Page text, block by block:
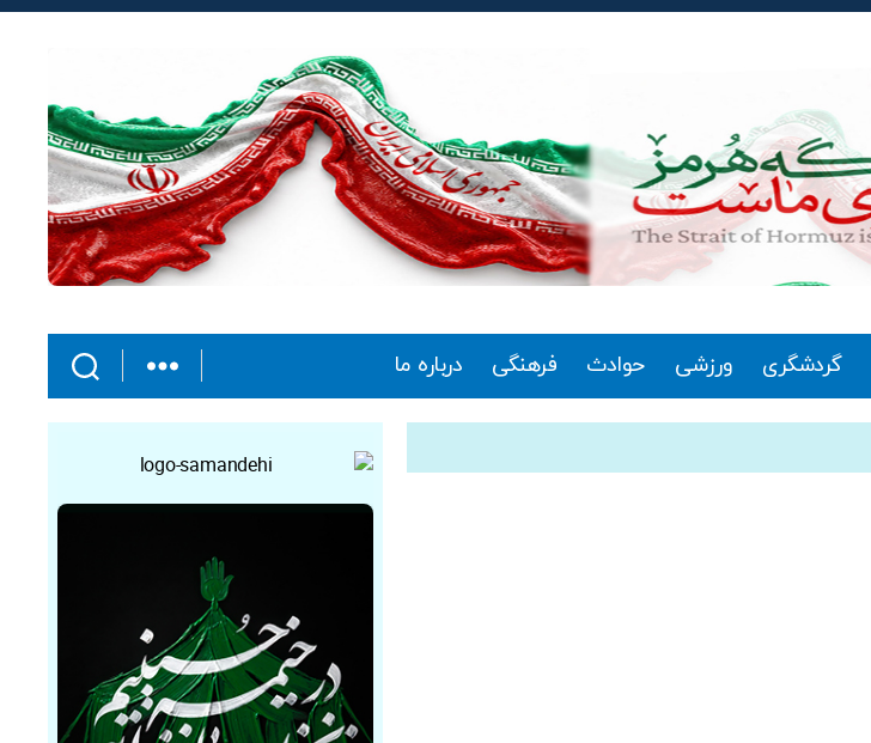
گردشگری ورزشی حوادث فرهنگی درباره ما